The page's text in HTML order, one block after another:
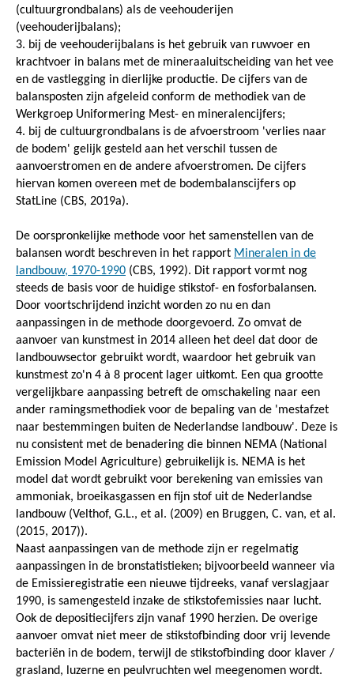
(cultuurgrondbalans) als de veehouderijen
(veehouderijbalans);
3. bij de veehouderijbalans is het gebruik van ruwvoer en
krachtvoer in balans met de mineraaluitscheiding van het vee
en de vastlegging in dierlijke productie. De cijfers van de
balansposten zijn afgeleid conform de methodiek van de
Werkgroep Uniformering Mest- en mineralencijfers;
4. bij de cultuurgrondbalans is de afvoerstroom 'verlies naar
de bodem' gelijk gesteld aan het verschil tussen de
aanvoerstromen en de andere afvoerstromen. De cijfers
hiervan komen overeen met de bodembalanscijfers op
StatLine (CBS, 2019a).
De oorspronkelijke methode voor het samenstellen van de
balansen wordt beschreven in het rapport Mineralen in de
landbouw, 1970-1990 (CBS, 1992). Dit rapport vormt nog
steeds de basis voor de huidige stikstof- en fosforbalansen.
Door voortschrijdend inzicht worden zo nu en dan
aanpassingen in de methode doorgevoerd. Zo omvat de
aanvoer van kunstmest in 2014 alleen het deel dat door de
landbouwsector gebruikt wordt, waardoor het gebruik van
kunstmest zo'n 4 à 8 procent lager uitkomt. Een qua grootte
vergelijkbare aanpassing betreft de omschakeling naar een
ander ramingsmethodiek voor de bepaling van de 'mestafzet
naar bestemmingen buiten de Nederlandse landbouw'. Deze is
nu consistent met de benadering die binnen NEMA (National
Emission Model Agriculture) gebruikelijk is. NEMA is het
model dat wordt gebruikt voor berekening van emissies van
ammoniak, broeikasgassen en fijn stof uit de Nederlandse
landbouw (Velthof, G.L., et al. (2009) en Bruggen, C. van, et al.
(2015, 2017)).
Naast aanpassingen van de methode zijn er regelmatig
aanpassingen in de bronstatistieken; bijvoorbeeld wanneer via
de Emissieregistratie een nieuwe tijdreeks, vanaf verslagjaar
1990, is samengesteld inzake de stikstofemissies naar lucht.
Ook de depositiecijfers zijn vanaf 1990 herzien. De overige
aanvoer omvat niet meer de stikstofbinding door vrij levende
bacteriën in de bodem, terwijl de stikstofbinding door klaver /
grasland, luzerne en peulvruchten wel meegenomen wordt.